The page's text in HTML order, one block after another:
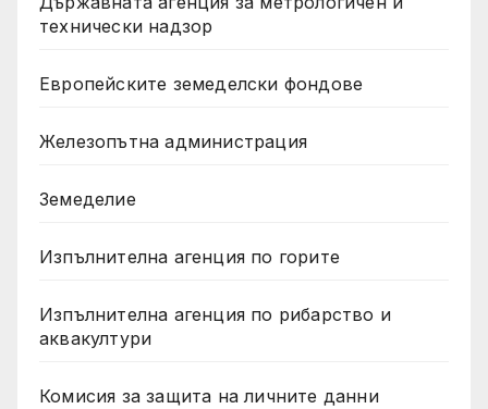
технически надзор
Европейските земеделски фондове
Железопътна администрация
Земеделие
Изпълнителна агенция по горите
Изпълнителна агенция по рибарство и
аквакултури
Комисия за защита на личните данни